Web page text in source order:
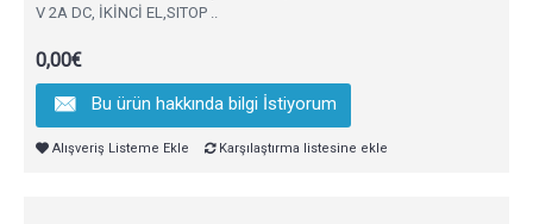
V 2A DC, İKİNCİ EL,SITOP ..
0,00€
Bu ürün hakkında bilgi İstiyorum
Alışveriş Listeme Ekle Karşılaştırma listesine ekle